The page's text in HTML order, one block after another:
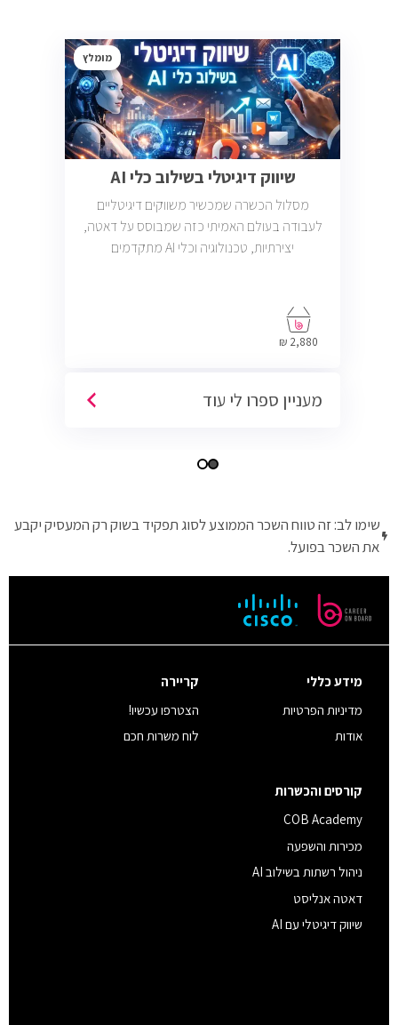
מומלץ
שיווק דיגיטלי בשילוב כלי AI
מסלול הכשרה שמכשיר משווקים דיגיטליים
לעבודה בעולם האמיתי כזה שמבוסס על דאטה,
יצירתיות, טכנולוגיה וכלי AI מתקדמים
2,880 ₪
מעניין ספרו לי עוד
שימו לב: זה טווח השכר הממוצע לסוג תפקיד בשוק רק המעסיק יקבע
את השכר בפועל.
מידע כללי
מדיניות הפרטיות
אודות
קריירה
הצטרפו עכשיו!
לוח משרות חכם
קורסים והכשרות
COB Academy
מכירות והשפעה
ניהול רשתות בשילוב AI
דאטה אנליסט
שיווק דיגיטלי עם AI